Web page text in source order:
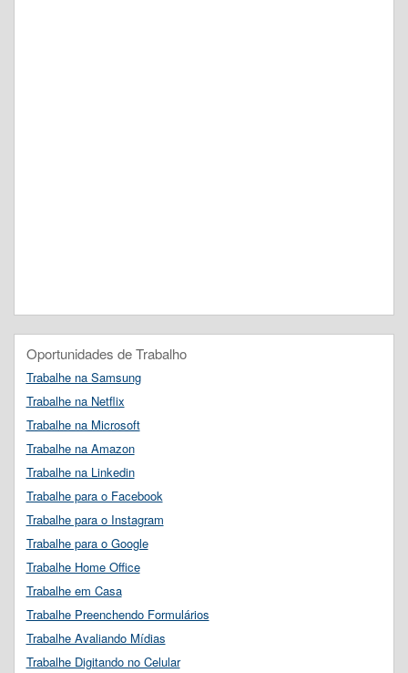
Oportunidades de Trabalho
Trabalhe na Samsung
Trabalhe na Netflix
Trabalhe na Microsoft
Trabalhe na Amazon
Trabalhe na Linkedin
Trabalhe para o Facebook
Trabalhe para o Instagram
Trabalhe para o Google
Trabalhe Home Office
Trabalhe em Casa
Trabalhe Preenchendo Formulários
Trabalhe Avaliando Mídias
Trabalhe Digitando no Celular